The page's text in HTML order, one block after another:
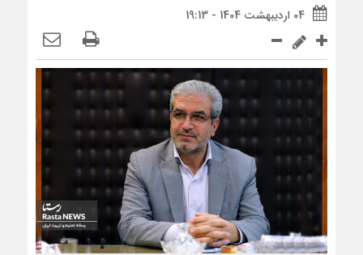
04 اردیبهشت 1404 - 19:13